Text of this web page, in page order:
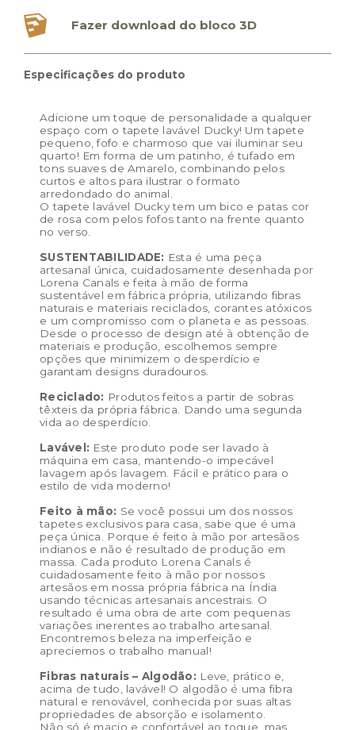
Dimensões do produto: 95 x 120 cm
Fazer download do bloco 3D
Especificações do produto
Adicione um toque de personalidade a qualquer
espaço com o tapete lavável Ducky! Um tapete
pequeno, fofo e charmoso que vai iluminar seu
quarto! Em forma de um patinho, é tufado em
tons suaves de Amarelo, combinando pelos
curtos e altos para ilustrar o formato
arredondado do animal.
O tapete lavável Ducky tem um bico e patas cor
de rosa com pelos fofos tanto na frente quanto
no verso.
SUSTENTABILIDADE: Esta é uma peça
artesanal única, cuidadosamente desenhada por
Lorena Canals e feita à mão de forma
sustentável em fábrica própria, utilizando fibras
naturais e materiais reciclados, corantes atóxicos
e um compromisso com o planeta e as pessoas.
Desde o processo de design até à obtenção de
materiais e produção, escolhemos sempre
opções que minimizem o desperdício e
garantam designs duradouros.
Reciclado: Produtos feitos a partir de sobras
têxteis da própria fábrica. Dando uma segunda
vida ao desperdício.
Lavável: Este produto pode ser lavado à
máquina em casa, mantendo-o impecável
lavagem após lavagem. Fácil e prático para o
estilo de vida moderno!
Feito à mão: Se você possui um dos nossos
tapetes exclusivos para casa, sabe que é uma
peça única. Porque é feito à mão por artesãos
indianos e não é resultado de produção em
massa. Cada produto Lorena Canals é
cuidadosamente feito à mão por nossos
artesãos em nossa própria fábrica na Índia
usando técnicas artesanais ancestrais. O
resultado é uma obra de arte com pequenas
variações inerentes ao trabalho artesanal.
Encontremos beleza na imperfeição e
apreciemos o trabalho manual!
Fibras naturais – Algodão: Leve, prático e,
acima de tudo, lavável! O algodão é uma fibra
natural e renovável, conhecida por suas altas
propriedades de absorção e isolamento.
Não só é macio e confortável ao toque, mas